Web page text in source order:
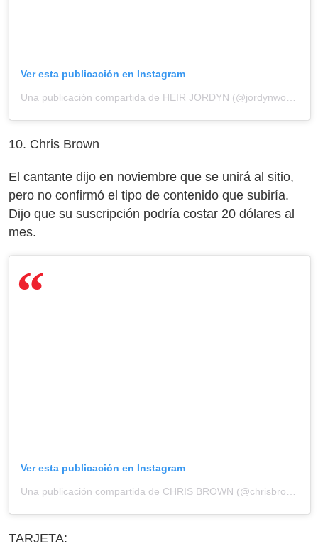
Ver esta publicación en Instagram
10. Chris Brown
El cantante dijo en noviembre que se unirá al sitio,
pero no confirmó el tipo de contenido que subiría.
Dijo que su suscripción podría costar 20 dólares al
mes.
Ver esta publicación en Instagram
Una publicación compartida de CHRIS BROWN (@chrisbrownofficial)
TARJETA: